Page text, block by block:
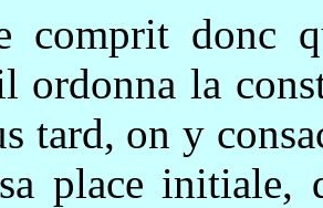
comprit donc
ordonna la
tard, on y
place initiale,